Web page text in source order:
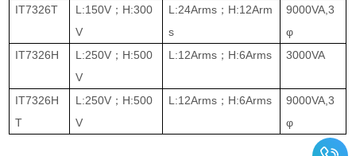
IT7326T L:150V ； H:300
V
L:24Arms ； H:12Arm
s
9000VA,3
φ
IT7326H
L:250V ； H:500
V
L:12Arms ； H:6Arms 3000VA
IT7326H
T
L:250V ； H:500
V
L:12Arms ； H:6Arms
9000VA,3
φ